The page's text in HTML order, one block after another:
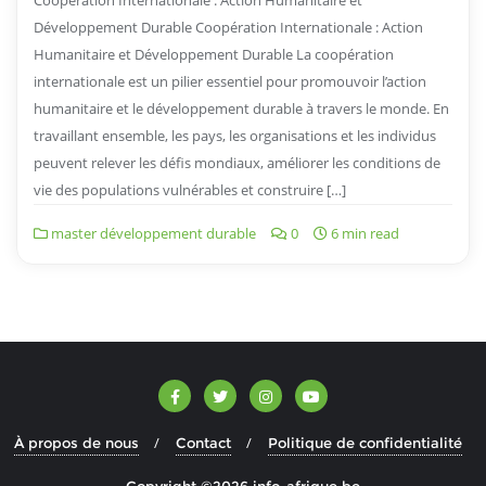
Développement Durable Coopération Internationale : Action
Humanitaire et Développement Durable La coopération
internationale est un pilier essentiel pour promouvoir l’action
humanitaire et le développement durable à travers le monde. En
travaillant ensemble, les pays, les organisations et les individus
peuvent relever les défis mondiaux, améliorer les conditions de
vie des populations vulnérables et construire […]
master développement durable 0 6 min read
À propos de nous Contact Politique de confidentialité